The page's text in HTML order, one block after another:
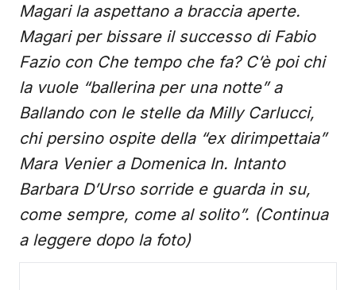
Magari la aspettano a braccia aperte.
Magari per bissare il successo di Fabio
Fazio con Che tempo che fa? C’è poi chi
la vuole “ballerina per una notte” a
Ballando con le stelle da Milly Carlucci,
chi persino ospite della “ex dirimpettaia”
Mara Venier a Domenica In. Intanto
Barbara D’Urso sorride e guarda in su,
come sempre, come al solito”. (Continua
a leggere dopo la foto)